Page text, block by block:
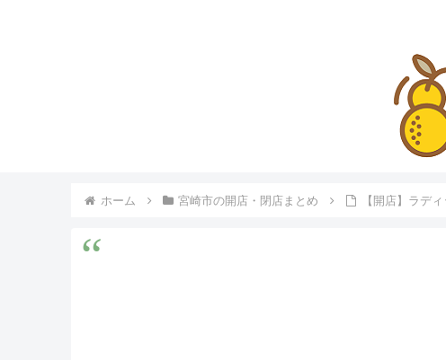
ホーム 宮崎市の開店・閉店まとめ 【開店】ラデ